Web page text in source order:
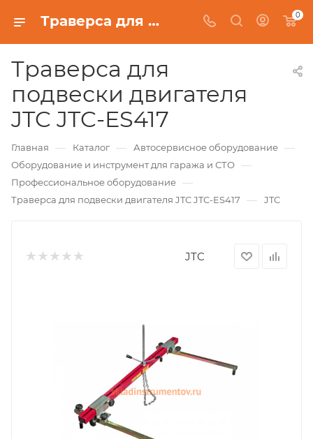
Траверса для подвески двигателя JTC JTC-ES417 0
Траверса для
подвески двигателя
JTC JTC-ES417
Главная — Каталог — Автосервисное оборудование —
Оборудование и инструмент для гаража и СТО —
Профессиональное оборудование —
Траверса для подвески двигателя JTC JTC-ES417 — JTC
JTC